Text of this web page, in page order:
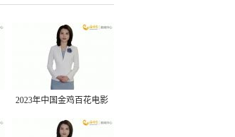
2023年中国金鸡百花电影
节有福电影巡展31日启动